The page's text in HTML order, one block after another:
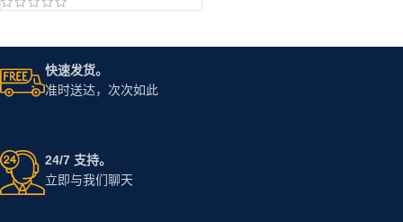
快速发货。
准时送达，次次如此
24/7 支持。
立即与我们聊天